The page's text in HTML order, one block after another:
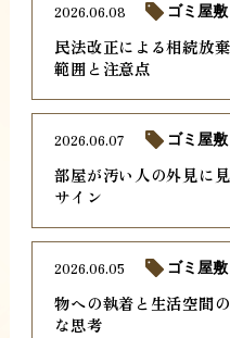
民法改正による相続放
範囲と注意点
2026.06.08 ゴミ屋敷
部屋が汚い人の外見に
サイン
2026.06.07 ゴミ屋敷
物への執着と生活空間
な思考
2026.06.05 ゴミ屋敷